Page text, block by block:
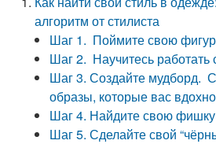
алгоритм от стилиста
Шаг 1. Поймите свою
Шаг 2. Научитесь работать
Шаг 3. Создайте мудборд.
образы, которые вас
Шаг 4. Найдите свою
Шаг 5. Сделайте свой